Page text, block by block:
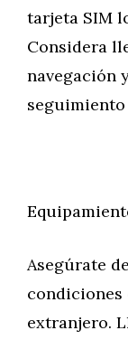
tarjeta SIM
Considera
navegación
Asegúrate
condiciones
extranjero.